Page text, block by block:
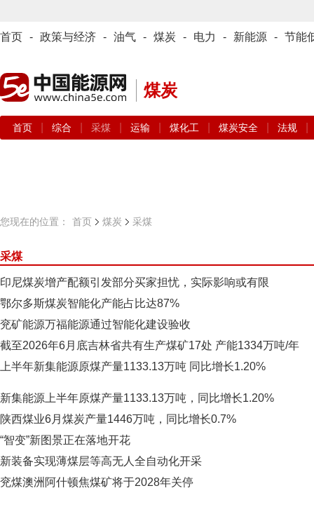
首页 - 政策与经济 - 油气 - 煤炭 - 电力 - 新能源 - 节能
煤炭
首页 综合 采煤 运输 煤化工 煤炭安全 法规
您现在的位置： 首页 煤炭 采煤
采煤
印尼煤炭增产配额引发部分买家担忧，实际影响或有限
鄂尔多斯煤炭智能化产能占比达87%
兖矿能源万福能源通过智能化建设验收
截至2026年6月底吉林省共有生产煤矿17处 产能1334万吨/年
上半年新集能源原煤产量1133.13万吨 同比增长1.20%
新集能源上半年原煤产量1133.13万吨，同比增长1.20%
陕西煤业6月煤炭产量1446万吨，同比增长0.7%
“智变”新图景正在落地开花
新装备实现薄煤层等高无人全自动化开采
兖煤澳洲阿什顿焦煤矿将于2028年关停